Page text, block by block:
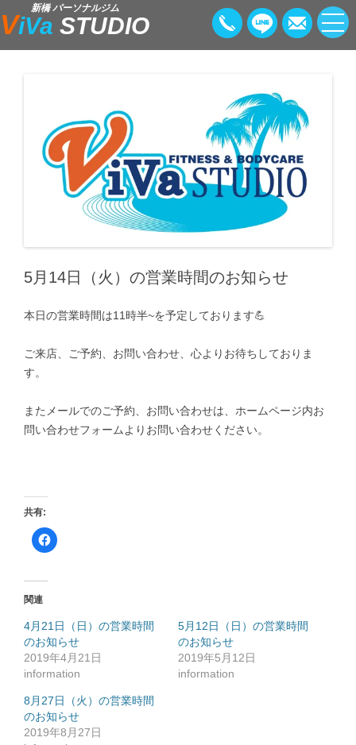
新橋 パーソナルジム
ViVa STUDIO
5月14日（火）の営業時間のお知らせ
本日の営業時間は11時半~を予定しております💪
ご来店、ご予約、お問い合わせ、心よりお待ちしておりま
す。
またメールでのご予約、お問い合わせは、ホームページ内お
問い合わせフォームよりお問い合わせください。
共有:
F
a
共
有
す
る
に
は
ク
ッ
ク
し
て
く
関連
4月21日（日）の営業時間
のお知らせ
2019年4月21日
information
5月12日（日）の営業時間
のお知らせ
2019年5月12日
information
8月27日（火）の営業時間
のお知らせ
2019年8月27日